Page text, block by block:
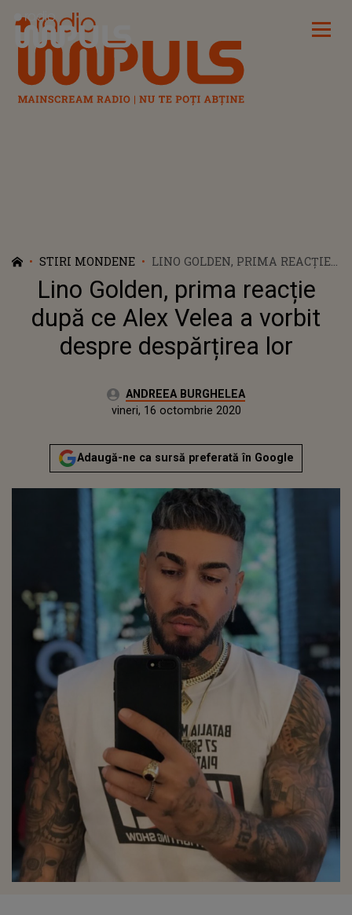
Radio Impuls
STIRI MONDENE
LINO GOLDEN, PRIMA REACȚIE
DUPĂ CE ALEX VELEA A VORBIT
DESPRE DESPĂRȚIREA LOR
Lino Golden, prima reacție
după ce Alex Velea a vorbit
despre despărțirea lor
Autor:ANDREEA BURGHELEA
joi, 15 octombrie 2020Actualizat:
vineri, 16 octombrie 2020
Adaugă-ne ca sursă preferată în Google